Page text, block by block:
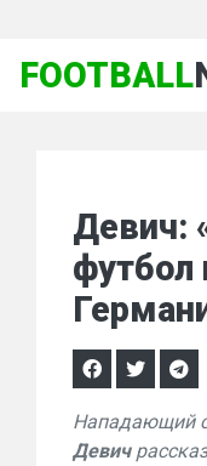
FOOTBALL
Девич:
футбол
Нападающий
Девич